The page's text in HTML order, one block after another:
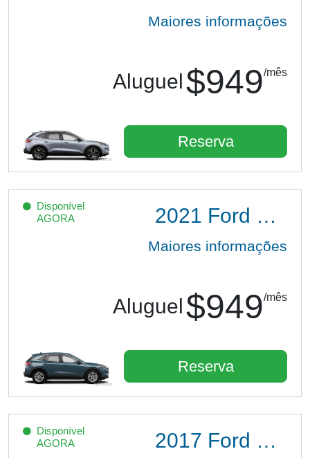
Maiores informações
Aluguel $949/mês
Reserva
Disponível
AGORA
2021 Ford Escape SE Hybrid
Maiores informações
Aluguel $949/mês
Reserva
Disponível
AGORA
2017 Ford Mustang